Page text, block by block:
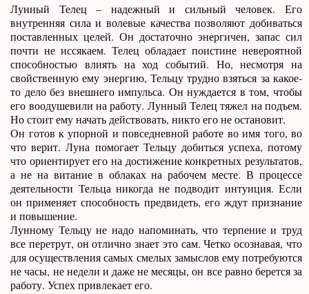
Лунный Телец – надежный и сильный человек. Его
внутренняя сила и волевые качества позволяют добиваться
поставленных целей. Он достаточно энергичен, запас сил
почти не иссякаем. Телец обладает поистине невероятной
способностью влиять на ход событий. Но, несмотря на
свойственную ему энергию, Тельцу трудно взяться за какое-
то дело без внешнего импульса. Он нуждается в том, чтобы
его воодушевили на работу. Лунный Телец тяжел на подъем.
Но стоит ему начать действовать, никто его не остановит.
Он готов к упорной и повседневной работе во имя того, во
что верит. Луна помогает Тельцу добиться успеха, потому
что ориентирует его на достижение конкретных результатов,
а не на витание в облаках на рабочем месте. В процессе
деятельности Тельца никогда не подводит интуиция. Если
он применяет способность предвидеть, его ждут признание
и повышение.
Лунному Тельцу не надо напоминать, что терпение и труд
все перетрут, он отлично знает это сам. Четко осознавая, что
для осуществления самых смелых замыслов ему потребуются
не часы, не недели и даже не месяцы, он все равно берется за
работу. Успех привлекает его.